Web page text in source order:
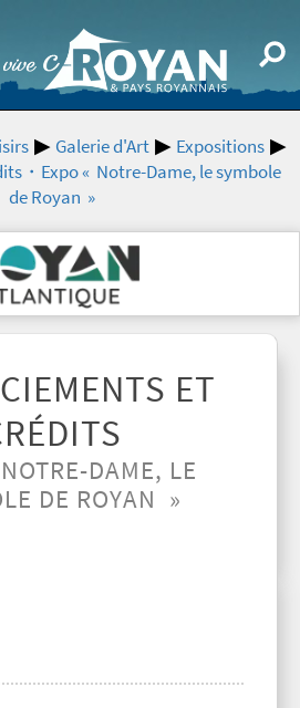
Galerie d'Art
Expositions
・Expo « Notre-Dame, le symbole
de Royan »
ET
DAME, LE
DE ROYAN »